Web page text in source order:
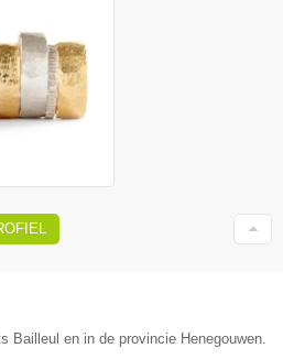
Bailleul en in de provincie Henegouwen.